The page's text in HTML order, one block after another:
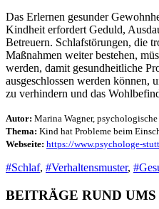
Das Erlernen gesunder
Kindheit erfordert Geduld,
Betreuern. Schlafstörungen, die
Maßnahmen weiter bestehen,
werden, damit gesundheitliche
ausgeschlossen werden können,
zu verhindern und das
Autor: Marina Wagner,
Thema: Kind hat Probleme beim
Webseite: https://www.psychologe-
#Schlaf, #Verhaltensmuster,
BEITRÄGE RUND